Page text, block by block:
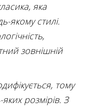
яка
якому стилі.
зовнішній
тому
розмірів. З